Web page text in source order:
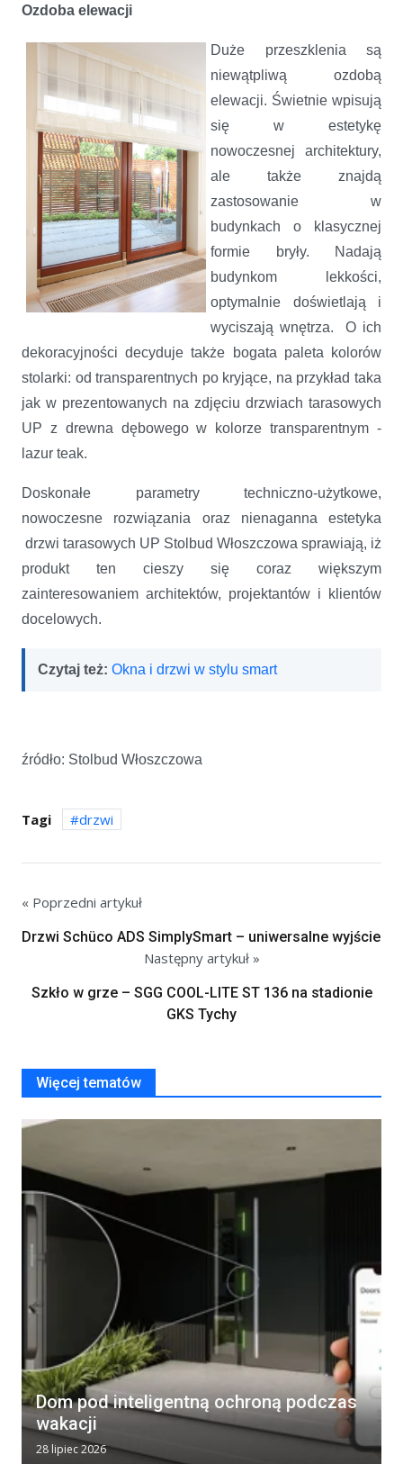
Ozdoba elewacji
Duże przeszklenia są
niewątpliwą ozdobą
elewacji. Świetnie wpisują
się w estetykę
nowoczesnej architektury,
ale także znajdą
zastosowanie w
budynkach o klasycznej
formie bryły. Nadają
budynkom lekkości,
optymalnie doświetlają i
wyciszają wnętrza. O ich
dekoracyjności decyduje także bogata paleta kolorów
stolarki: od transparentnych po kryjące, na przykład taka
jak w prezentowanych na zdjęciu drzwiach tarasowych
UP z drewna dębowego w kolorze transparentnym -
lazur teak.
Doskonałe parametry techniczno-użytkowe,
nowoczesne rozwiązania oraz nienaganna estetyka
drzwi tarasowych UP Stolbud Włoszczowa sprawiają, iż
produkt ten cieszy się coraz większym
zainteresowaniem architektów, projektantów i klientów
docelowych.
Czytaj też: Okna i drzwi w stylu smart
źródło: Stolbud Włoszczowa
Tagi drzwi
« Poprzedni artykuł
Drzwi Schüco ADS SimplySmart – uniwersalne wyjście
Następny artykuł »
Szkło w grze – SGG COOL-LITE ST 136 na stadionie
GKS Tychy
Więcej tematów
Dom pod inteligentną ochroną podczas
wakacji
28 lipiec 2026